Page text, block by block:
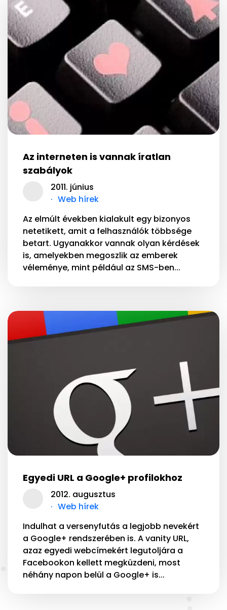
Az interneten is vannak íratlan
szabályok
2011. június
Web hírek
Az elmúlt években kialakult egy bizonyos
netetikett, amit a felhasználók többsége
betart. Ugyanakkor vannak olyan kérdések
is, amelyekben megoszlik az emberek
véleménye, mint például az SMS-ben...
Egyedi URL a Google+ profilokhoz
2012. augusztus
Web hírek
Indulhat a versenyfutás a legjobb nevekért
a Google+ rendszerében is. A vanity URL,
azaz egyedi webcímekért legutoljára a
Facebookon kellett megküzdeni, most
néhány napon belül a Google+ is...